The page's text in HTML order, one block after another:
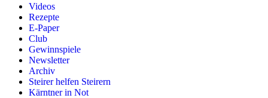
Videos
Rezepte
E-Paper
Club
Gewinnspiele
Newsletter
Archiv
Steirer helfen Steirern
Kärntner in Not